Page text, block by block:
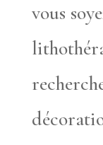
vous